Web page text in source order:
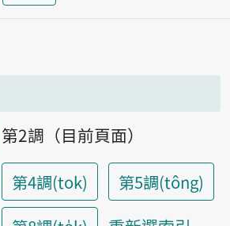
第2調（目前頁面）
第4調(tok)
第5調(tông)